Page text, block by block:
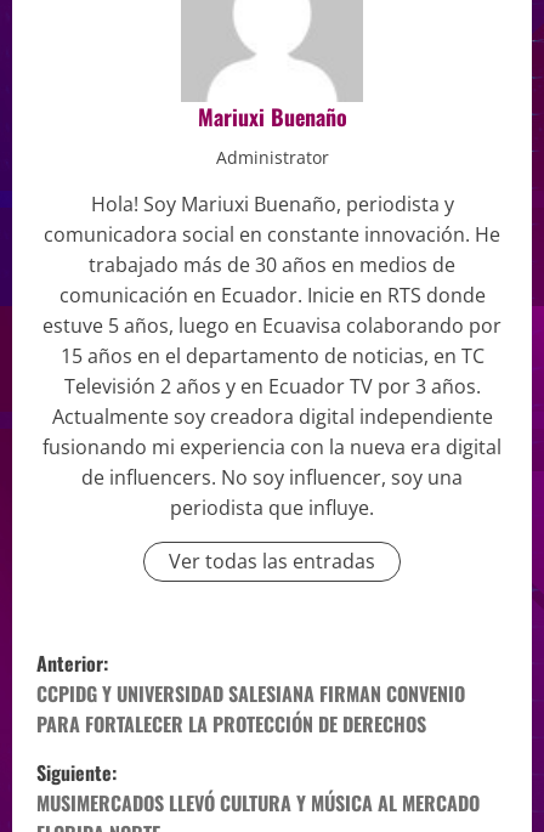
Mariuxi Buenaño
Administrator
Hola! Soy Mariuxi Buenaño, periodista y
comunicadora social en constante innovación. He
trabajado más de 30 años en medios de
comunicación en Ecuador. Inicie en RTS donde
estuve 5 años, luego en Ecuavisa colaborando por
15 años en el departamento de noticias, en TC
Televisión 2 años y en Ecuador TV por 3 años.
Actualmente soy creadora digital independiente
fusionando mi experiencia con la nueva era digital
de influencers. No soy influencer, soy una
periodista que influye.
Ver todas las entradas
Anterior:
CCPIDG Y UNIVERSIDAD SALESIANA FIRMAN CONVENIO
PARA FORTALECER LA PROTECCIÓN DE DERECHOS
Siguiente:
MUSIMERCADOS LLEVÓ CULTURA Y MÚSICA AL MERCADO